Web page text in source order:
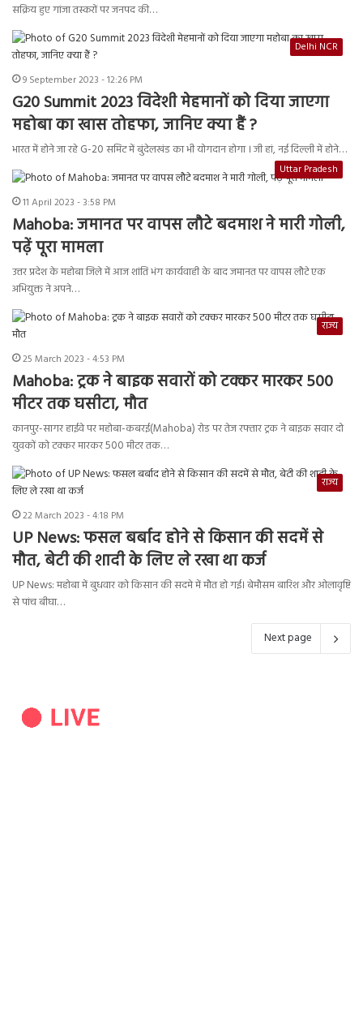
सक्रिय हुए गांजा तस्करों पर जनपद की…
Delhi NCR
9 September 2023 - 12:26 PM
G20 Summit 2023 विदेशी मेहमानों को दिया जाएगा
महोबा का खास तोहफा, जानिए क्या हैं ?
भारत में होने जा रहे G-20 समिट में बुंदेलखंड का भी योगदान होगा । जी हां, नई दिल्ली में होने…
Uttar Pradesh
11 April 2023 - 3:58 PM
Mahoba: जमानत पर वापस लौटे बदमाश ने मारी गोली,
पढ़ें पूरा मामला
उत्तर प्रदेश के महोबा जिले में आज शांति भंग कार्यवाही के बाद जमानत पर वापस लौटे एक
अभियुक्त ने अपने…
राज्य
25 March 2023 - 4:53 PM
Mahoba: ट्रक ने बाइक सवारों को टक्कर मारकर 500
मीटर तक घसीटा, मौत
कानपुर-सागर हाईवे पर महोबा-कबरई(Mahoba) रोड पर तेज रफ्तार ट्रक ने बाइक सवार दो
युवकों को टक्कर मारकर 500 मीटर तक…
राज्य
22 March 2023 - 4:18 PM
UP News: फसल बर्बाद होने से किसान की सदमें से
मौत, बेटी की शादी के लिए ले रखा था कर्ज
UP News: महोबा में बुधवार को किसान की सदमे में मौत हो गई। बेमौसम बारिश और ओलावृष्टि
से पांच बीघा…
Next page